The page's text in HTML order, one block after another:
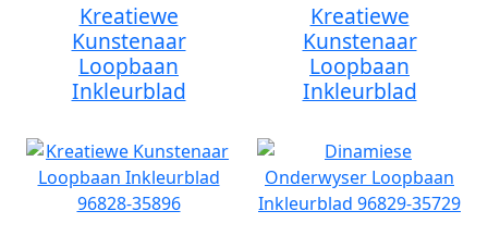
Kreatiewe
Kunstenaar
Loopbaan
Inkleurblad
Kreatiewe
Kunstenaar
Loopbaan
Inkleurblad